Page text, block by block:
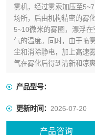
雾机，经过雾汞加压至
场所，后由机构精密的雾
5~10微米的雾圈，漂浮
气的温度。同时，由于喷
尘和消除静电，加上高速
气在雾化后得到清新和凉
产品型号：
更新时间：2026-07-20
产品咨询